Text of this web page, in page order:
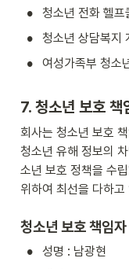
• 청소년 전화 헬
• 청소년 상담복
• 여성가족부 청
7. 청소년 보호 책
회사는 청소년 보호
청소년 유해 정보의
소년 보호 정책을 수
위하여 최선을 다하고
청소년 보호 책임자
• 성명 : 남광현